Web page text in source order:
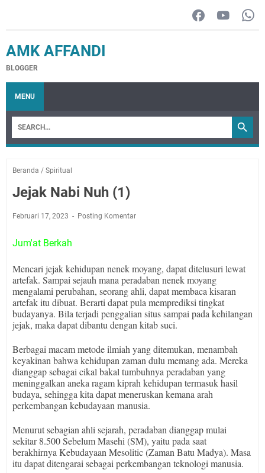
AMK AFFANDI
BLOGGER
MENU
Beranda / Spiritual
Jejak Nabi Nuh (1)
Februari 17, 2023 Posting Komentar
Jum'at Berkah
Mencari jejak kehidupan nenek moyang, dapat ditelusuri lewat
artefak. Sampai sejauh mana peradaban nenek moyang
mengalami perubahan, seorang ahli, dapat membaca kisaran
artefak itu dibuat. Berarti dapat pula memprediksi tingkat
budayanya. Bila terjadi penggalian situs sampai pada kehilangan
jejak, maka dapat dibantu dengan kitab suci.
Berbagai macam metode ilmiah yang ditemukan, menambah
keyakinan bahwa kehidupan zaman dulu memang ada. Mereka
dianggap sebagai cikal bakal tumbuhnya peradaban yang
meninggalkan aneka ragam kiprah kehidupan termasuk hasil
budaya, sehingga kita dapat meneruskan kemana arah
perkembangan kebudayaan manusia.
Menurut sebagian ahli sejarah, peradaban dianggap mulai
sekitar 8.500 Sebelum Masehi (SM), yaitu pada saat
berakhirnya Kebudayaan Mesolitic (Zaman Batu Madya). Masa
itu dapat ditengarai sebagai perkembangan teknologi manusia.